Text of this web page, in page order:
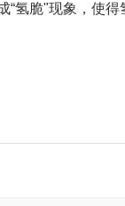
“氢脆"现象，使得